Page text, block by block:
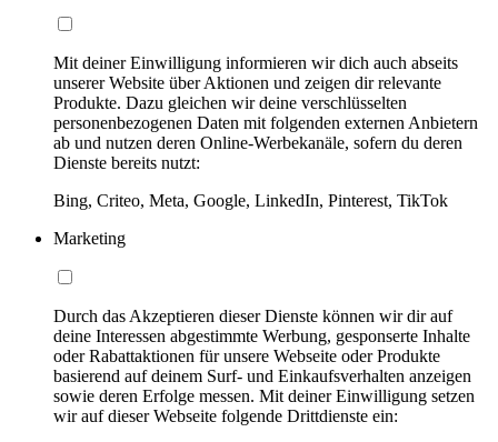
Mit deiner Einwilligung informieren wir dich auch abseits
unserer Website über Aktionen und zeigen dir relevante
Produkte. Dazu gleichen wir deine verschlüsselten
personenbezogenen Daten mit folgenden externen Anbietern
ab und nutzen deren Online-Werbekanäle, sofern du deren
Dienste bereits nutzt:
Bing, Criteo, Meta, Google, LinkedIn, Pinterest, TikTok
Marketing
Durch das Akzeptieren dieser Dienste können wir dir auf
deine Interessen abgestimmte Werbung, gesponserte Inhalte
oder Rabattaktionen für unsere Webseite oder Produkte
basierend auf deinem Surf- und Einkaufsverhalten anzeigen
sowie deren Erfolge messen. Mit deiner Einwilligung setzen
wir auf dieser Webseite folgende Drittdienste ein: